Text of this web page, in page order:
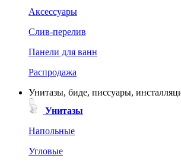
Аксессуары
Слив-перелив
Панели для ванн
Распродажа
Унитазы, биде, писсуары,
Унитазы
Напольные
Угловые